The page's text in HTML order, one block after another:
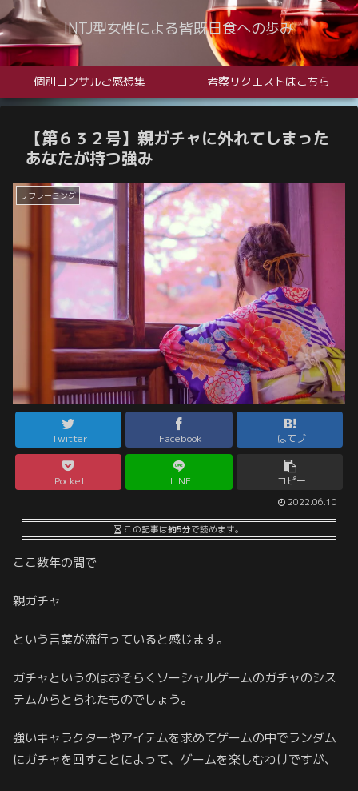
INTJ型女性による皆既日食への歩み
個別コンサルご感想集 考察リクエストはこちら
【第６３２号】親ガチャに外れてしまった
あなたが持つ強み
リフレーミング
Twitter Facebook はてブ
Pocket LINE コピー
2022.06.10
この記事は約5分で読めます。
ここ数年の間で
親ガチャ
という言葉が流行っていると感じます。
ガチャというのはおそらくソーシャルゲームのガチャのシス
テムからとられたものでしょう。
強いキャラクターやアイテムを求めてゲームの中でランダム
にガチャを回すことによって、ゲームを楽しむわけですが、